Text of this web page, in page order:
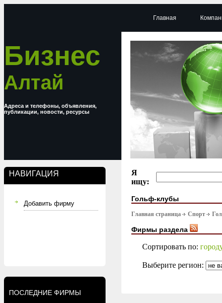
Бизнес
Алтай
Адреса и телефоны, объявления,
публикации, новости, ресурсы
НАВИГАЦИЯ
Добавить фирму
ПОСЛЕДНИЕ ФИРМЫ
Главная
Я
ищу:
Гольф-клубы
Главная страница Спорт
Фирмы раздела
Сортировать по:
Выберите регион: